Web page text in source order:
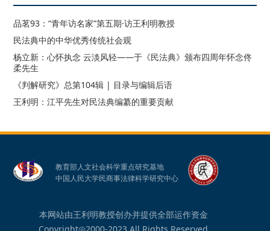
品茗93：“青年访名家”第五期·访王利明教授
民法典中的中华优秀传统社会观
杨立新：心怀执念 云淡风轻——于《民法典》颁布四周年怀念佟
柔先生
《判解研究》总第104辑 | 目录与编辑后语
王利明：江平先生对民法典编纂的重要贡献
教育部人文社会科学重点研究基地
中国人民大学民商事法律科学研究中心
本网站由王利明教授创办并提供全部运作资金